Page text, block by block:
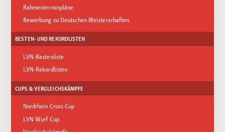
Rahmenterminpläne
Bewerbung zu Deutschen Meisterschaften
BESTEN- UND REKORDLISTEN
LVN-Bestenliste
LVN-Rekordlisten
CUPS & VERGLEICHSKÄMPFE
Nordrhein Cross Cup
LVN Wurf Cup